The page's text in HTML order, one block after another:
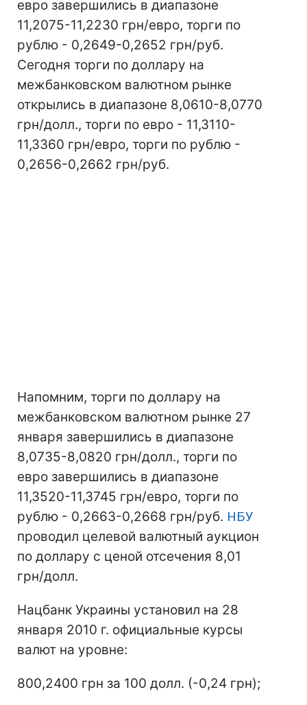
евро завершились в диапазоне
11,2075-11,2230 грн/евро, торги по
рублю - 0,2649-0,2652 грн/руб.
Сегодня торги по доллару на
межбанковском валютном рынке
открылись в диапазоне 8,0610-8,0770
грн/долл., торги по евро - 11,3110-
11,3360 грн/евро, торги по рублю -
0,2656-0,2662 грн/руб.
Напомним, торги по доллару на
межбанковском валютном рынке 27
января завершились в диапазоне
8,0735-8,0820 грн/долл., торги по
евро завершились в диапазоне
11,3520-11,3745 грн/евро, торги по
рублю - 0,2663-0,2668 грн/руб. НБУ
проводил целевой валютный аукцион
по доллару с ценой отсечения 8,01
грн/долл.
Нацбанк Украины установил на 28
января 2010 г. официальные курсы
валют на уровне:
800,2400 грн за 100 долл. (-0,24 грн);